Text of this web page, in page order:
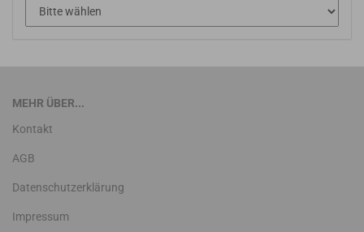
MEHR ÜBER...
Kontakt
AGB
Datenschutzerklärung
Impressum